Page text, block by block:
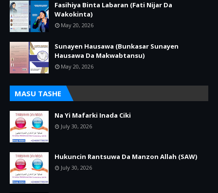
Fasihiya Binta Labaran (Fati Nijar Da
Wakokinta)
May 20, 2026
Sunayen Hausawa (Bunkasar Sunayen
Hausawa Da Makwabtansu)
May 20, 2026
MASU TASHE
Na Yi Mafarki Inada Ciki
July 30, 2026
Hukuncin Rantsuwa Da Manzon Allah (SAW)
July 30, 2026